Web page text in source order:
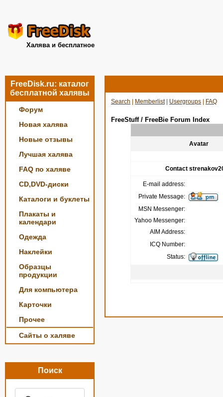
Халява и бесплатное
FreeDisk.ru: каталог
бесплатной халявы
Форум
Новая халява
Новые отзывы
Лучшая халява
FAQ по халяве
CD,DVD-диски
Каталоги и буклеты
Плакаты и
календари
Одежда
Наклейки
Образцы
продукции
Для компьютера
Карточки
Прочее
Сайты о халяве
Поиск
Search Memberlist| Usergroups FAQ
FreeStuff / FreeBie Forum Index
Avatar
Contact
E-mail address:
Private Message:
MSN Messenger:
Yahoo Messenger:
AIM Address:
ICQ Number:
Status: